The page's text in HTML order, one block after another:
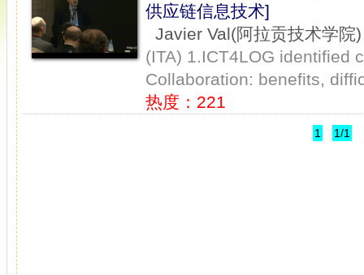
供应链信息技术]
Javier Val(阿拉贡技术学院)
(ITA) 1.ICT4LOG identified
Collaboration: benefits,
热度：221
1 1/1